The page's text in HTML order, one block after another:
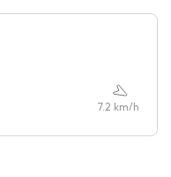
7.2 km/h